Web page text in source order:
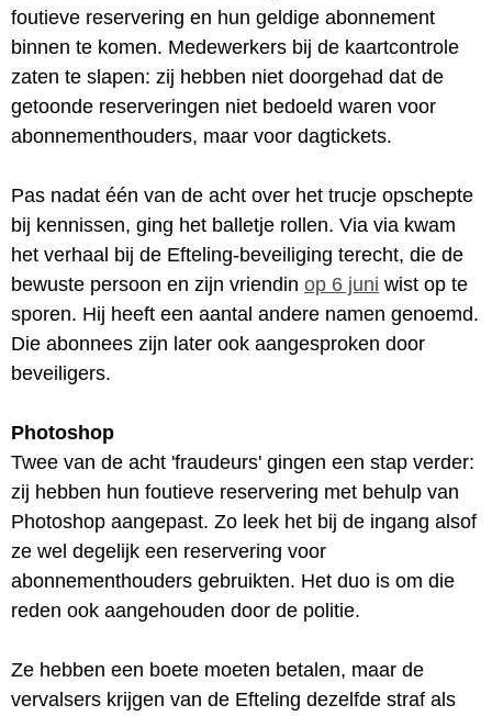
foutieve reservering en hun geldige abonnement
binnen te komen. Medewerkers bij de kaartcontrole
zaten te slapen: zij hebben niet doorgehad dat de
getoonde reserveringen niet bedoeld waren voor
abonnementhouders, maar voor dagtickets.
Pas nadat één van de acht over het trucje opschepte
bij kennissen, ging het balletje rollen. Via via kwam
het verhaal bij de Efteling-beveiliging terecht, die de
bewuste persoon en zijn vriendin op 6 juni wist op te
sporen. Hij heeft een aantal andere namen genoemd.
Die abonnees zijn later ook aangesproken door
beveiligers.
Photoshop
Twee van de acht 'fraudeurs' gingen een stap verder:
zij hebben hun foutieve reservering met behulp van
Photoshop aangepast. Zo leek het bij de ingang alsof
ze wel degelijk een reservering voor
abonnementhouders gebruikten. Het duo is om die
reden ook aangehouden door de politie.
Ze hebben een boete moeten betalen, maar de
vervalsers krijgen van de Efteling dezelfde straf als